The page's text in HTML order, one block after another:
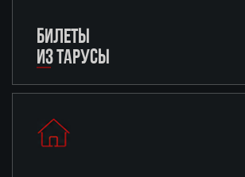
БИЛЕТЫ
ИЗ ТАРУСЫ